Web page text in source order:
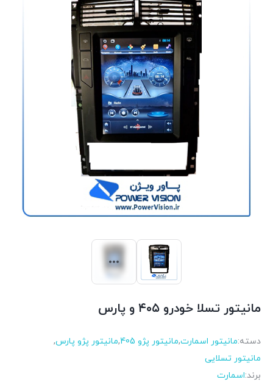
مانیتور تسلا خودرو ۴۰۵ و پارس
دسته:مانیتور اسمارت,مانیتور پژو 405 ,مانیتور پژو پارس,
مانیتور تسلایی
برند:اسمارت